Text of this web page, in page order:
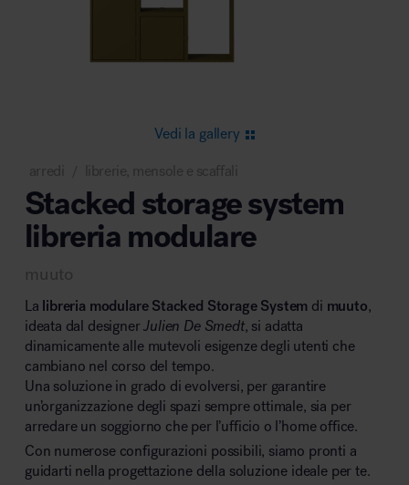
Area lounge e attesa
Area outdoor
Vedi la gallery
arredi librerie, mensole e scaffali
Stacked storage system
libreria modulare
muuto
La libreria modulare Stacked Storage System di muuto,
ideata dal designerJulien De Smedt, si adatta
dinamicamente alle mutevoli esigenze degli utenti che
cambiano nel corso del tempo.
Una soluzione in grado di evolversi, per garantire
un’organizzazione degli spazi sempre ottimale, sia per
arredare un soggiorno che per l’ufficio o l’home office.
Con numerose configurazioni possibili, siamo pronti a
guidarti nella progettazione della soluzione ideale per te.